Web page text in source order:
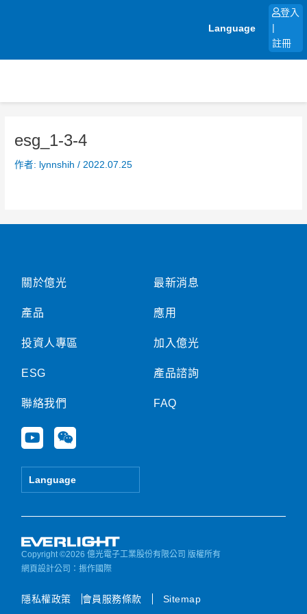
Language
登入
註冊
esg_1-3-4
作者: lynnshih/ 2022.07.25
關於億光
產品
投資人專區
ESG
聯絡我們
Y
o
u
e
W
e
i
Language
最新消息
應用
加入億光
產品諮詢
FAQ
Copyright ©2026 億光電子工業股份有限公司 版權所有
網頁設計公司 ：振作國際
隱私權政策 會員服務條款 Sitemap